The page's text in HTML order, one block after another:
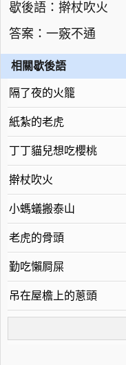
歇後語：擀杖吹火
答案：一竅不通
相關歇後語
隔了夜的火籠
紙紮的老虎
丁丁貓兒想吃櫻桃
擀杖吹火
小螞蟻搬泰山
老虎的骨頭
勤吃懶屙屎
吊在屋檐上的蔥頭